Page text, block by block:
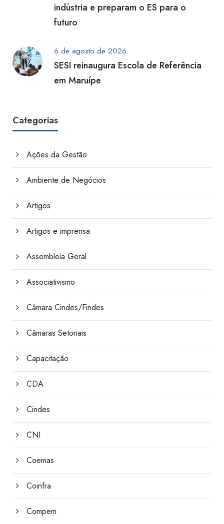
indústria e preparam o ES para o
futuro
6 de agosto de 2026
SESI reinaugura Escola de Referência
em Maruípe
Categorias
Ações da Gestão
Ambiente de Negócios
Artigos
Artigos e imprensa
Assembleia Geral
Associativismo
Câmara Cindes/Findes
Câmaras Setoriais
Capacitação
CDA
Cindes
CNI
Coemas
Coinfra
Compem